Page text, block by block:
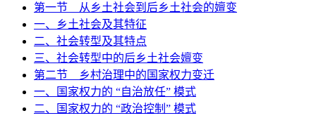
第一节 从乡土社会到后乡土社会的嬗变
一、乡土社会及其特征
二、社会转型及其特点
三、社会转型中的后乡土社会嬗变
第二节 乡村治理中的国家权力变迁
一、国家权力的 “自治放任” 模式
二、国家权力的 “政治控制” 模式